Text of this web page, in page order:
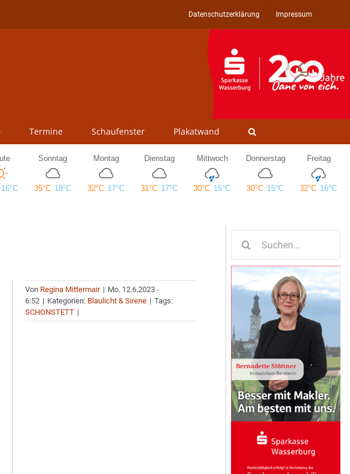
Datenschutzerklärung Impressum
Termine Schaufenster Plakatwand
Von Regina Mittermair | Mo. 12.6.2023 -
6:52 | Kategorien: Blaulicht & Sirene | Tags:
SCHONSTETT |
nach: